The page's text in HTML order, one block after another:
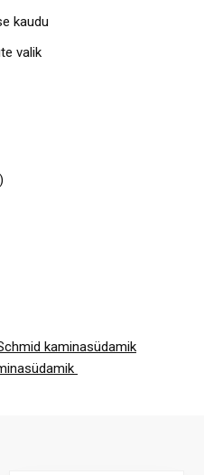
kaudu
valik
kaminasüdamik